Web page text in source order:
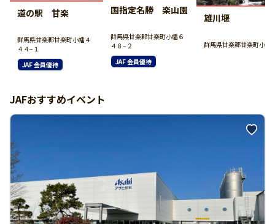
道の駅 甘楽
群馬県甘楽郡甘楽町小幡４
４４−１
JAF 会員優待
国指定名勝 楽山園
群馬県甘楽郡甘楽町小幡６
４８−２
JAF 会員優待
雄川堰
群馬県甘楽郡甘楽町小幡
JAFおすすめイベント